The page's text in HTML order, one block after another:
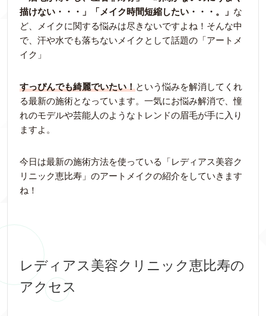
描けない・・・」「メイク時間短縮したい・・・。」 な
ど、メイクに関する悩みは尽きないですよね！そんな中
で、汗や水でも落ちないメイクとして話題の「アートメ
イク」
すっぴんでも綺麗でいたい！という悩みを解消してくれ
る最新の施術となっています。一気にお悩み解消で、憧
れのモデルや芸能人のようなトレンドの眉毛が手に入り
ますよ。
今日は最新の施術方法を使っている「レディアス美容ク
リニック恵比寿」のアートメイクの紹介をしていきます
ね！
レディアス美容クリニック恵比寿の
アクセス